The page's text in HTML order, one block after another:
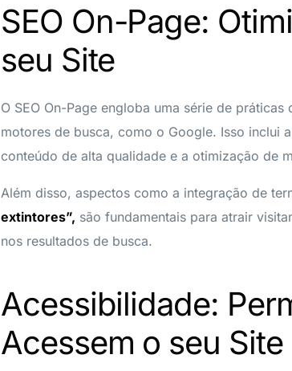
SEO On-Page:
seu Site
O SEO On-Page engloba uma série de
motores de busca, como o Google. Isso inclui
conteúdo de alta qualidade e a otimização de
Além disso, aspectos como a integração de
extintores”, são fundamentais para atrair
nos resultados de busca.
Acessibilidade:
Acessem o seu Site